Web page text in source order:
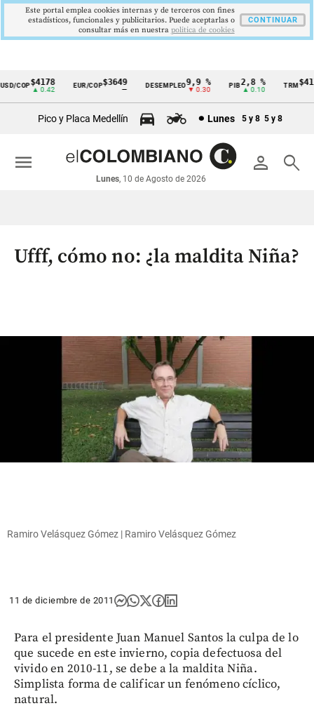
Cintillo
económicos
Colombia
COP$4178
▲ 0.42
EUR/COP$3649 DESEMPLEO9,9 %
▼ 0.30
2,8 %
▲ 0.10
TRM
Pico y Placa Medellín Lunes 5 y 8 5 y 8
person search
Lunes, 10 de Agosto de 2026
menu
Ufff, cómo no: ¿la maldita Niña?
Ramiro Velásquez Gómez | Ramiro Velásquez Gómez
11 de diciembre de 2011
Para el presidente Juan Manuel Santos la culpa de lo
que sucede en este invierno, copia defectuosa del
vivido en 2010-11, se debe a la maldita Niña.
Simplista forma de calificar un fenómeno cíclico,
natural.
Este portal emplea cookies internas y de terceros con fines
estadísticos, funcionales y publicitarios. Puede aceptarlas o
consultar más en nuestra politica de cookies
CONTINUAR